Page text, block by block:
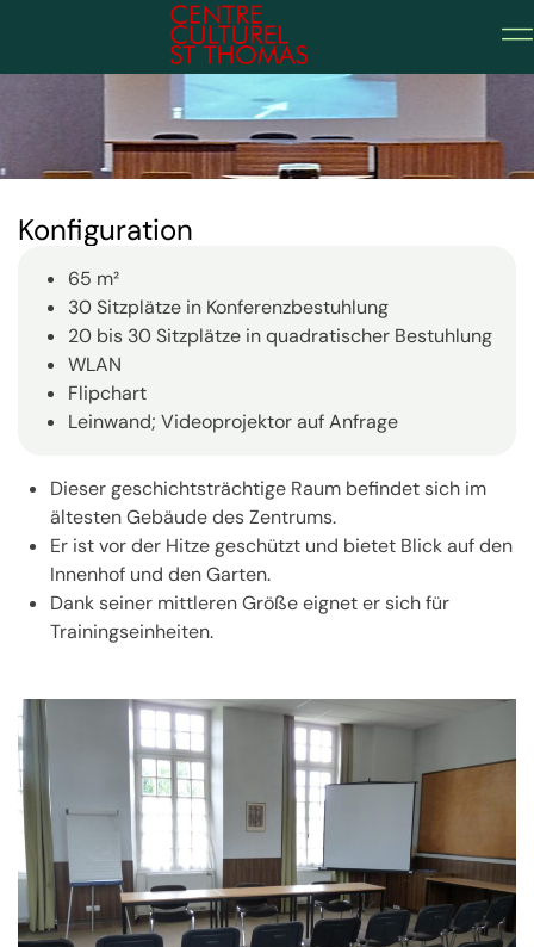
Jesuitensaal
Konfiguration
65 m²
30 Sitzplätze in Konferenzbestuhlung
20 bis 30 Sitzplätze in quadratischer Bestuhlung
WLAN
Flipchart
Leinwand; Videoprojektor auf Anfrage
Dieser geschichtsträchtige Raum befindet sich im
ältesten Gebäude des Zentrums.
Er ist vor der Hitze geschützt und bietet Blick auf den
Innenhof und den Garten.
Dank seiner mittleren Größe eignet er sich für
Trainingseinheiten.